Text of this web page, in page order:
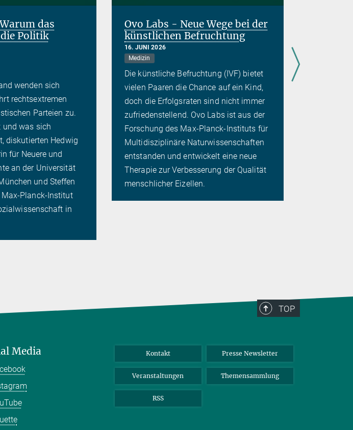
das
Politik
wenden sich
rechtsextremen
Parteien zu.
und was sich
diskutierten Hedwig
für Neuere und
an der Universität
und Steffen
Planck-Institut
in
Ovo Labs - Neue Wege bei der
künstlichen Befruchtung
16. JUNI 2026
Medizin
Die künstliche Befruchtung (IVF) bietet
vielen Paaren die Chance auf ein Kind,
doch die Erfolgsraten sind nicht immer
zufriedenstellend. Ovo Labs ist aus der
Forschung des Max-Planck-Instituts für
Multidisziplinäre Naturwissenschaften
entstanden und entwickelt eine neue
Therapie zur Verbesserung der Qualität
menschlicher Eizellen.
TOP
Media Kontakt Presse Newsletter
Veranstaltungen Themensammlung
RSS